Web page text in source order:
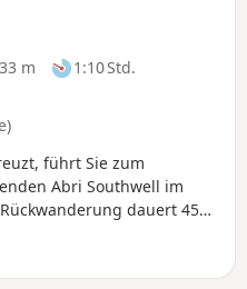
m
1:10 Std.
führt Sie zum
Abri Southwell im
dauert 45
ideal für einen